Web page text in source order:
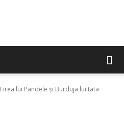
Firea lui Pandele și Burduja lui tata